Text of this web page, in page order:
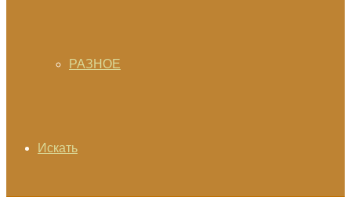
РАЗНОЕ
Искать